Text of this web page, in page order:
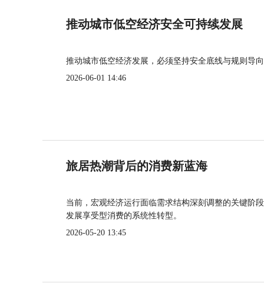
推动城市低空经济安全可持续发展
推动城市低空经济发展，必须坚持安全底线与规则导
2026-06-01 14:46
旅居热潮背后的消费新蓝海
当前，宏观经济运行面临需求结构深刻调整的关键阶
发展享受型消费的系统性转型。
2026-05-20 13:45